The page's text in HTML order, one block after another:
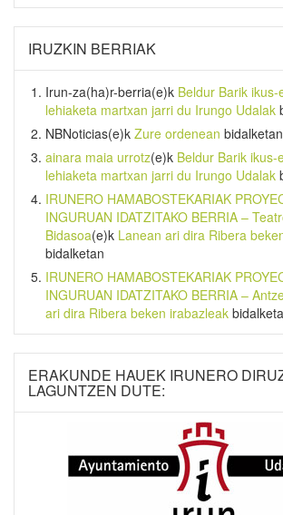
IRUZKIN BERRIAK
Irun-za(ha)r-berria(e)k Beldur Barik
lehiaketa martxan jarri du Irungo Udalak
NBNoticias(e)k Zure ordenean bidalketan
ainara maia urrotz(e)k Beldur Barik ikus-
lehiaketa martxan jarri du Irungo Udalak
IRUNERO HAMABOSTEKARIAK
INGURUAN IDATZITAKO BERRIA –
Bidasoa(e)k Lanean ari dira Ribera
bidalketan
IRUNERO HAMABOSTEKARIAK
INGURUAN IDATZITAKO BERRIA –
ari dira Ribera beken irabazleak
ERAKUNDE HAUEK IRUNERO
LAGUNTZEN DUTE: